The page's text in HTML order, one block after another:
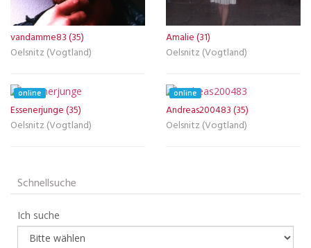
vandamme83 (35)
Oelsnitz (Vogtland)
Amalie (31)
Oelsnitz (Vogtland)
online
Essenerjunge (35)
Oelsnitz (Vogtland)
online
Andreas200483 (35)
Oelsnitz (Vogtland)
Schnellsuche
Ich suche